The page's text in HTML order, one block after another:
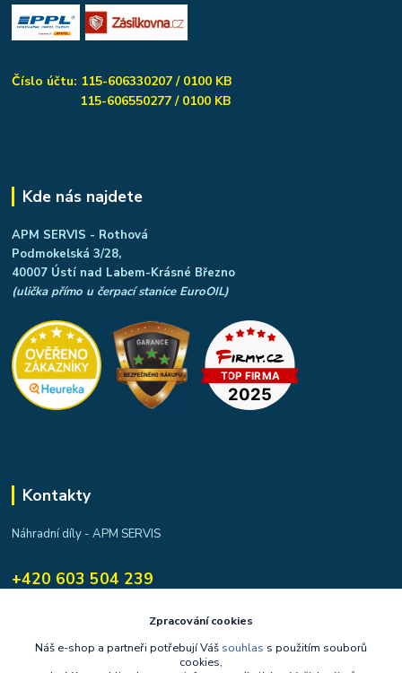
Číslo účtu: 115-606330207 / 0100 KB
115-606550277 / 0100 KB
Kde nás najdete
APM SERVIS - Rothová
Podmokelská 3/28,
40007 Ústí nad Labem-Krásné Březno
(ulička přímo u čerpací stanice EuroOIL)
Kontakty
Náhradní díly - APM SERVIS
+420 603 504 239
apmservis@apmservis.czZpracování cookies
Náš e-shop a partneři potřebují Váš souhlas s použitím souborů
cookies,